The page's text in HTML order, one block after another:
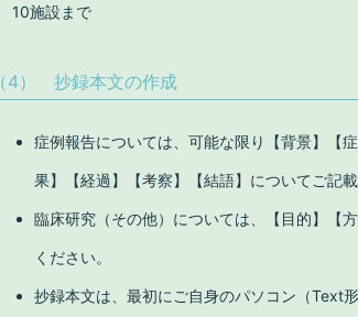
10施設まで
（4） 抄録本文の作成
症例報告については、可能な限り【背景】【
果】【経過】【考察】【結語】についてご記載
臨床研究（その他）については、【目的】【
ください。
抄録本文は、最初にご自身のパソコン（Text